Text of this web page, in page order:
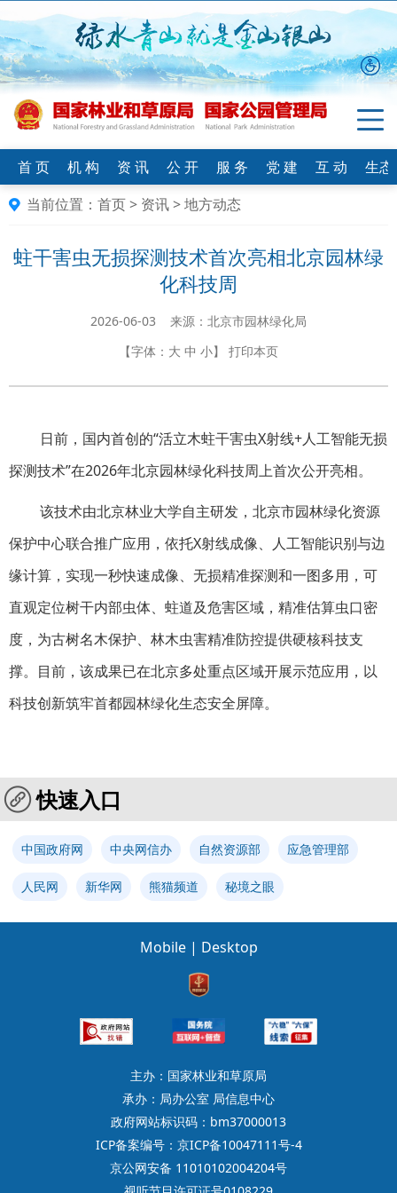
首 页 机 构 资 讯 公 开 服 务 党 建 互 动
生
当前位置： 首页> 资讯>地方动态
蛀干害虫无损探测技术首次亮相北京园林绿
化科技周
2026-06-03 来源：北京市园林绿化局
【字体： 大 中 小】 打印本页
日前，国内首创的“活立木蛀干害虫X射线+人工智能无损
探测技术”在2026年北京园林绿化科技周上首次公开亮相。
该技术由北京林业大学自主研发，北京市园林绿化资源
保护中心联合推广应用，依托X射线成像、人工智能识别与边
缘计算，实现一秒快速成像、无损精准探测和一图多用，可
直观定位树干内部虫体、蛀道及危害区域，精准估算虫口密
度，为古树名木保护、林木虫害精准防控提供硬核科技支
撑。目前，该成果已在北京多处重点区域开展示范应用，以
科技创新筑牢首都园林绿化生态安全屏障。
快速入口
中国政府网 中央网信办 自然资源部 应急管理部
人民网 新华网 熊猫频道 秘境之眼
Mobile | Desktop
主办：国家林业和草原局
承办：局办公室 局信息中心
政府网站标识码：bm37000013
ICP备案编号：京ICP备10047111号-4
京公网安备 11010102004204号